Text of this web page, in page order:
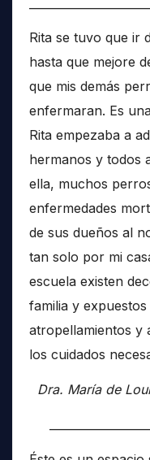
Rita se tuvo que ir
hasta que mejore
que mis demás
enfermaran. Es
Rita empezaba a
hermanos y todos
ella, muchos
enfermedades
de sus dueños al
tan solo por mi
escuela existen
familia y
atropellamientos y
los cuidados
Dra. María de